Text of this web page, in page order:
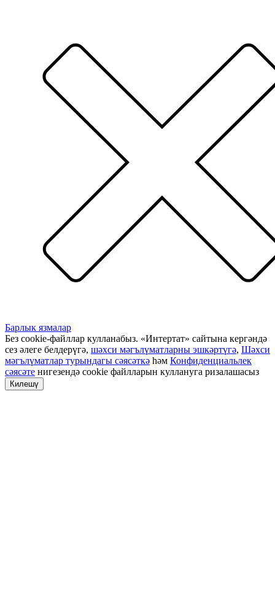
Барлык язмалар
Без cookie-файллар кулланабыз. «Интертат» сайтына кергәндә
сез әлеге белдерүгә, шәхси мәгълүматларны эшкәртүгә, Шәхси
мәгълүматлар турындагы сәясәткә һәм Конфиденциальлек
сәясәте нигезендә cookie файлларын куллануга ризалашасыз
Килешү